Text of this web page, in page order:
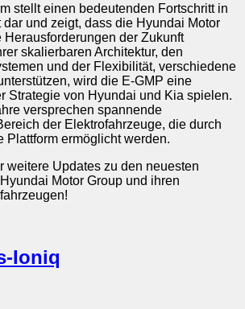
stellt einen bedeutenden Fortschritt in
und zeigt, dass die Hyundai Motor
Herausforderungen der Zukunft
skalierbaren Architektur, den
und der Flexibilität, verschiedene
wird die E-GMP eine
Strategie von Hyundai und Kia spielen.
versprechen spannende
der Elektrofahrzeuge, die durch
Plattform ermöglicht werden.
weitere Updates zu den neuesten
Motor Group und ihren
Ioniq